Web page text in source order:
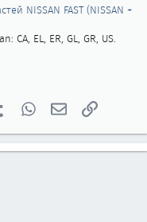
NISSAN FAST (NISSAN +
CA, EL, ER, GL, GR, US.
TumblrWhatsAppЭлектронная
Ссылка